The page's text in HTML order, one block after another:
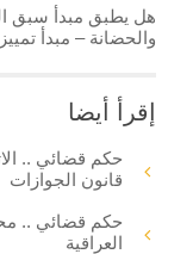
هل يطبق مبدأ سبق
والحضانة – مبدأ
إقرأ أيضا
حكم قضائي ..
قانون الجوازات
حكم قضائي ..
العراقية